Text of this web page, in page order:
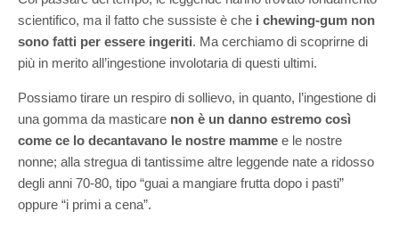
scientifico, ma il fatto che sussiste è che i chewing-gum non
sono fatti per essere ingeriti. Ma cerchiamo di scoprirne di
più in merito all’ingestione involotaria di questi ultimi.
Possiamo tirare un respiro di sollievo, in quanto, l’ingestione di
una gomma da masticare non è un danno estremo così
come ce lo decantavano le nostre mamme e le nostre
nonne; alla stregua di tantissime altre leggende nate a ridosso
degli anni 70-80, tipo “guai a mangiare frutta dopo i pasti”
oppure “i primi a cena”.